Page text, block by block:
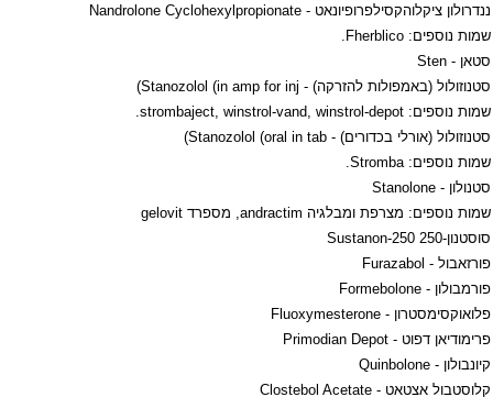
ננדרולון ציקלוהקסילפרופיונאט - Nandrolone Cyclohexylpropionate
שמות נוספים: Fherblico
.
סטאן - Sten
סטנוזולול (באמפולות להזרקה) - Stanozolol (in amp for inj
)
שמות נוספים: strombaject, winstrol-vand, winstrol-depot
.
סטנוזולול (אורלי בכדורים) - Stanozolol (oral in tab
)
שמות נוספים:Stromba
.
סטנולון - Stanolone
שמות נוספים: מצרפת ומבלגיה andractim, מספרד gelovit
סוסטנון-250
Sustanon-250
פורזאבול - Furazabol
פורמבולון - Formebolone
פלואוקסימסטרון - Fluoxymesterone
פרימודיאן דפוט - Primodian Depot
קיונבולון - Quinbolone
קלוסטבול אצטאט - Clostebol Acetate